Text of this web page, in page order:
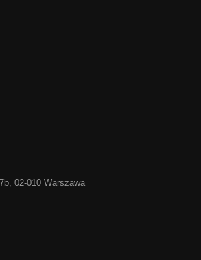
02-010 Warszawa